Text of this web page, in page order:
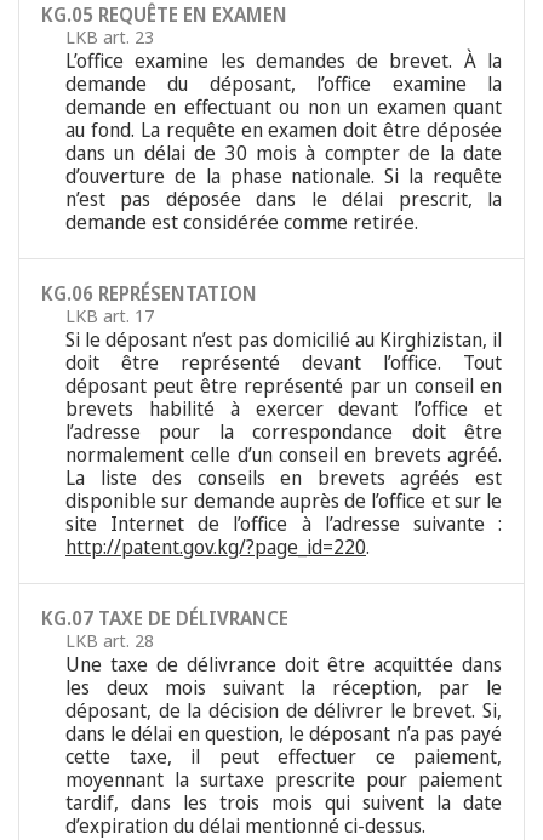
KG.05 REQUÊTE EN EXAMEN
LKB art. 23
L’office examine les demandes de brevet. À la
demande du déposant, l’office examine la
demande en effectuant ou non un examen quant
au fond. La requête en examen doit être déposée
dans un délai de 30 mois à compter de la date
d’ouverture de la phase nationale. Si la requête
n’est pas déposée dans le délai prescrit, la
demande est considérée comme retirée.
KG.06 REPRÉSENTATION
LKB art. 17
Si le déposant n’est pas domicilié au Kirghizistan, il
doit être représenté devant l’office. Tout
déposant peut être représenté par un conseil en
brevets habilité à exercer devant l’office et
l’adresse pour la correspondance doit être
normalement celle d’un conseil en brevets agréé.
La liste des conseils en brevets agréés est
disponible sur demande auprès de l’office et sur le
site Internet de l’office à l’adresse suivante :
http://patent.gov.kg/?page_id=220.
KG.07 TAXE DE DÉLIVRANCE
LKB art. 28
Une taxe de délivrance doit être acquittée dans
les deux mois suivant la réception, par le
déposant, de la décision de délivrer le brevet. Si,
dans le délai en question, le déposant n’a pas payé
cette taxe, il peut effectuer ce paiement,
moyennant la surtaxe prescrite pour paiement
tardif, dans les trois mois qui suivent la date
d’expiration du délai mentionné ci-dessus.